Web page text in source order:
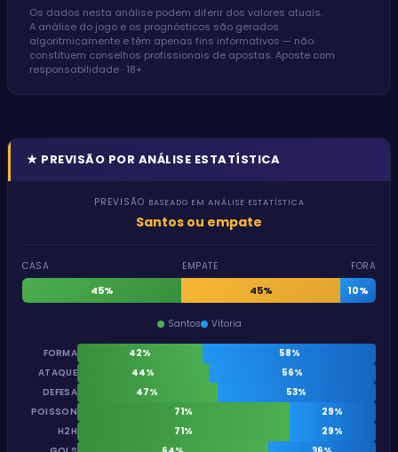
Os dados nesta análise podem diferir dos valores atuais.
A análise do jogo e os prognósticos são gerados
algoritmicamente e têm apenas fins informativos — não
constituem conselhos profissionais de apostas. Aposte com
responsabilidade · 18+
★ PREVISÃO POR ANÁLISE ESTATÍSTICA
PREVISÃO BASEADO EM ANÁLISE ESTATÍSTICA
Santos ou empate
CASA EMPATE FORA
45% 45% 10%
Santos Vitoria
FORMA 42%
58%
ATAQUE
44%
56%
DEFESA
47%
53%
POISSON
71%
29%
H2H
71%
29%